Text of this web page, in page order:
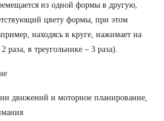
из одной формы в другую,
цвету формы, при этом
находясь в круге, нажимает на
раза, в треугольнике – 3 раза).
движений и моторное планирование,